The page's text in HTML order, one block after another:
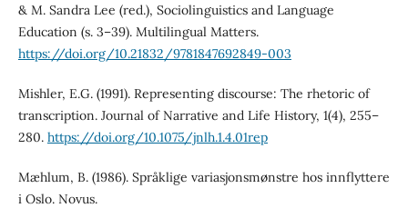
& M. Sandra Lee (red.), Sociolinguistics and Language
Education (s. 3–39). Multilingual Matters.
https://doi.org/10.21832/9781847692849-003
Mishler, E.G. (1991). Representing discourse: The rhetoric of
transcription. Journal of Narrative and Life History, 1(4), 255–
280. https://doi.org/10.1075/jnlh.1.4.01rep
Mæhlum, B. (1986). Språklige variasjonsmønstre hos innflyttere
i Oslo. Novus.